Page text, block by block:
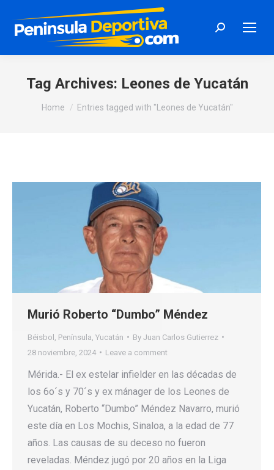
Search:
Tag Archives: Leones de Yucatán
You are here:
Home Entries tagged with "Leones de Yucatán"
Murió Roberto “Dumbo” Méndez
Béisbol Península Yucatán By Juan Carlos Gutierrez
28 noviembre, 2024
Leave a comment
Mérida.- El ex estelar infielder en las décadas de
los 6o´s y 70´s y ex mánager de los Leones de
Yucatán, Roberto “Dumbo” Méndez Navarro, murió
este día en Los Mochis, Sinaloa, a la edad de 77
años. Las causas de su deceso no fueron
reveladas. Méndez jugó por 20 años en la Liga